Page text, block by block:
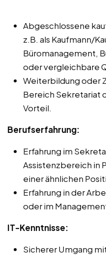
Abgeschlossene
z.B. als Kaufmann/
Büromanagement,
oder vergleichbare
Weiterbildung oder
Bereich Sekretariat
Vorteil.
Berufserfahrung:
Erfahrung im
Assistenzbereich in
einer ähnlichen
Erfahrung in der
oder im
IT-Kenntnisse:
Sicherer Umgang